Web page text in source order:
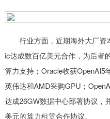
行业方面，近期海外大厂资
ic达成数百亿美元合作，为后者
算力支持；Oracle收获OpenAI5
英伟达和AMD采购GPU；
达成26GW数据中心部署协议，
美元的算力租赁合作协议。